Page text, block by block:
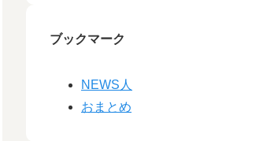
ブックマーク
NEWS人
おまとめ